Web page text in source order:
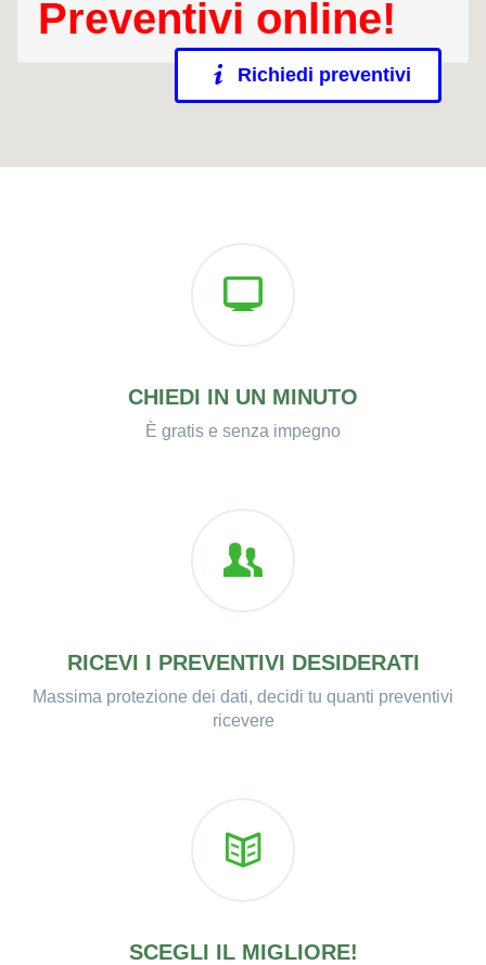
Preventivi online!
Richiedi preventivi
CHIEDI IN UN MINUTO
È gratis e senza impegno
RICEVI I PREVENTIVI DESIDERATI
Massima protezione dei dati, decidi tu quanti preventivi
ricevere
SCEGLI IL MIGLIORE!